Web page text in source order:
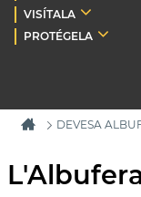
VISÍTALA
PROTÉGELA
DEVESA